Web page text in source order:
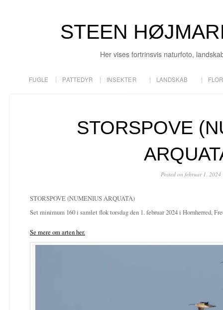
STEEN
Her vises fortrinsvis naturfoto,
FUGLE PATTEDYR INSEKTER LANDSKAB
STORSPOVE
Posted on februar 1, 2024
STORSPOVE (NUMENIUS ARQUATA)
Set minimum 160 i samlet flok torsdag den 1. februar 2024 i Hornherred,
Se mere om arten her.